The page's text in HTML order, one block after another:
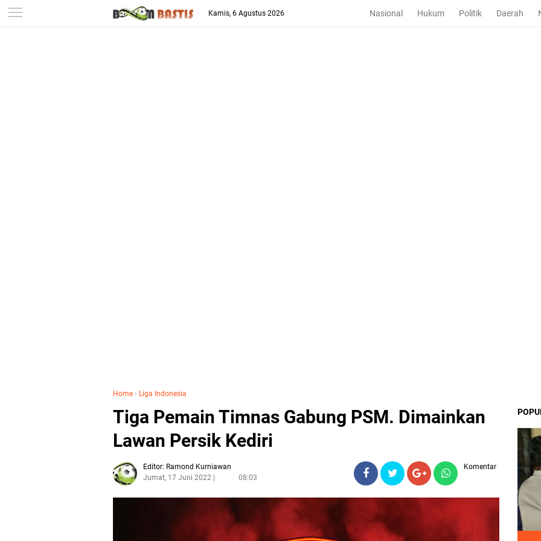
-->
Kamis, 6 Agustus 2026 Nasional Hukum Politik Daerah
Home › Liga Indonesia
Tiga Pemain Timnas Gabung PSM. Dimainkan
Lawan Persik Kediri
Editor: Ramond Kurniawan
Jumat, 17 Juni 2022
08:03
Komentar